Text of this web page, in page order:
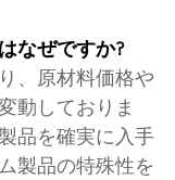
なぜですか?
、原材料価格や
動しておりま
品を確実に入手
製品の特殊性を